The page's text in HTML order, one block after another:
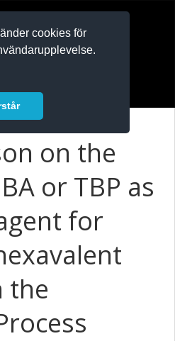
cookies för
on the
or TBP as
for
the